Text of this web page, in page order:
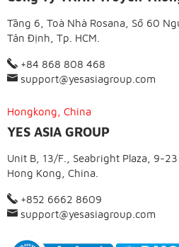
Tầng 6, Toà Nhà Rosana, Số 60
Tân Định, Tp. HCM.
+84 868 808 468
support@yesasiagroup.com
Hongkong, China
YES ASIA GROUP
Unit B, 13/F., Seabright Plaza, 9-
Hong Kong, China.
+852 6662 8609
support@yesasiagroup.com